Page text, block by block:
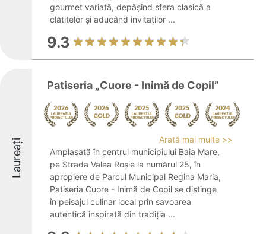
gourmet variată, depășind sfera clasică a
clătitelor și aducând invitaților ...
9.3
Laureați
Patiseria „Cuore - Inimă de Copil”
Arată mai multe >>
Amplasată în centrul municipiului Baia Mare,
pe Strada Valea Roșie la numărul 25, în
apropiere de Parcul Municipal Regina Maria,
Patiseria Cuore - Inimă de Copil se distinge
în peisajul culinar local prin savoarea
autentică inspirată din tradiția ...